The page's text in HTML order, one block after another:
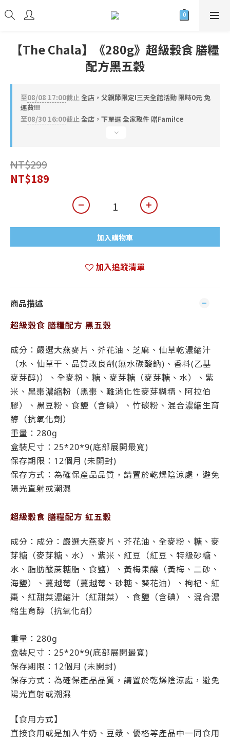
【The Chala】《280g》超級穀食 膳糧
配方黑五穀
至08/08 17:00截止全店，父親節限定!三天全館活動 限時0元 免
運費!!!
至08/30 16:00截止全店，下單選 全家取件 贈Fami!ce
NT$299
NT$189
加入購物車
加入追蹤清單
商品描述
超級穀食 膳糧配方 黑五穀
成分：嚴選大燕麥片、芥花油、芝麻、仙草乾濃縮汁
（水、仙草干、品質改良劑(無水碳酸鈉)、香料(乙基
麥芽醇)）、全麥粉、糖、麥芽糖（麥芽糖、水）、紫
米、黑棗濃縮粉（黑棗、難消化性麥芽糊精、阿拉伯
膠）、黑豆粉、食鹽（含碘）、竹碳粉、混合濃縮生育
醇（抗氧化劑）
重量：280g
盒裝尺寸：25*20*9(底部展開最寬)
保存期限：12個月 (未開封)
保存方式：為確保產品品質，請置於乾燥陰涼處，避免
陽光直射或潮濕
超級穀食 膳糧配方 紅五穀
成分：成分：嚴選大燕麥片、芥花油、全麥粉、糖、麥
芽糖（麥芽糖、水）、紫米、紅豆（紅豆、特級砂糖、
水、脂肪酸蔗糖脂、食鹽）、黃梅果釀（黃梅、二砂、
海鹽）、蔓越莓（蔓越莓、砂糖、葵花油）、枸杞、紅
棗、紅甜菜濃縮汁（紅甜菜）、食鹽（含碘）、混合濃
縮生育醇（抗氧化劑）
重量：280g
盒裝尺寸：25*20*9(底部展開最寬)
保存期限：12個月 (未開封)
保存方式：為確保產品品質，請置於乾燥陰涼處，避免
陽光直射或潮濕
【食用方式】
直接食用或是加入牛奶、豆漿、優格等產品中一同食用